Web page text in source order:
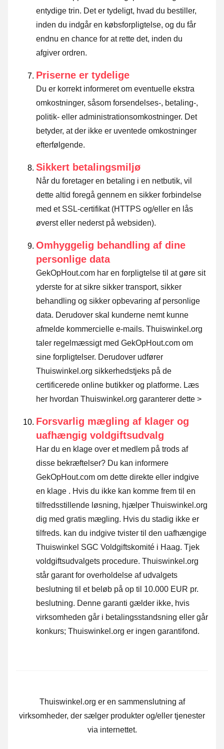
entydige trin. Det er tydeligt, hvad du bestiller,
inden du indgår en købsforpligtelse, og du får
endnu en chance for at rette det, inden du
afgiver ordren.
Priserne er tydelige
Du er korrekt informeret om eventuelle ekstra
omkostninger, såsom forsendelses-, betaling-,
politik- eller administrationsomkostninger. Det
betyder, at der ikke er uventede omkostninger
efterfølgende.
Sikkert betalingsmiljø
Når du foretager en betaling i en netbutik, vil
dette altid foregå gennem en sikker forbindelse
med et SSL-certifikat (HTTPS og/eller en lås
øverst eller nederst på websiden).
Omhyggelig behandling af dine
personlige data
GekOpHout.com har en forpligtelse til at gøre sit
yderste for at sikre sikker transport, sikker
behandling og sikker opbevaring af personlige
data. Derudover skal kunderne nemt kunne
afmelde kommercielle e-mails. Thuiswinkel.org
taler regelmæssigt med GekOpHout.com om
sine forpligtelser. Derudover udfører
Thuiswinkel.org sikkerhedstjeks på de
certificerede online butikker og platforme. Læs
her hvordan Thuiswinkel.org garanterer dette >
Forsvarlig mægling af klager og
uafhængig voldgiftsudvalg
Har du en klage over et medlem på trods af
disse bekræftelser? Du kan informere
GekOpHout.com om dette direkte eller indgive
en klage . Hvis du ikke kan komme frem til en
tilfredsstillende løsning, hjælper Thuiswinkel.org
dig med gratis mægling. Hvis du stadig ikke er
tilfreds. kan du indgive tvister til den uafhængige
Thuiswinkel SGC Voldgiftskomité i Haag. Tjek
voldgiftsudvalgets procedure. Thuiswinkel.org
står garant for overholdelse af udvalgets
beslutning til et beløb på op til 10.000 EUR pr.
beslutning. Denne garanti gælder ikke, hvis
virksomheden går i betalingsstandsning eller går
konkurs; Thuiswinkel.org er ingen garantifond.
Thuiswinkel.org er en sammenslutning af
virksomheder, der sælger produkter og/eller tjenester
via internettet.